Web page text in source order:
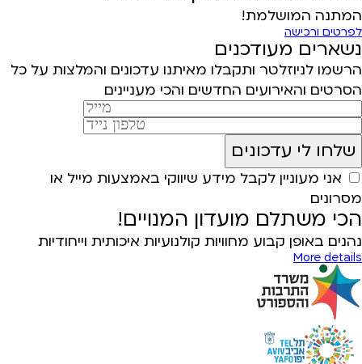
המתנה המושלמת!
לפרטים ורכישה
נשארים מעודכנים
הרשמו לניוזלטר ותקבלו מאיתנו עדכונים והמלצות על כל
הסרטים והאירועים החדשים והכי מעניינים
אני מעוניין לקבל מידע שיווקי באמצעות מייל או
מסרונים
הכי משתלם מועדון המנויים!
נהנים באופן קבוע מחוויות קולנועיות איכותית וייחודיות
More details